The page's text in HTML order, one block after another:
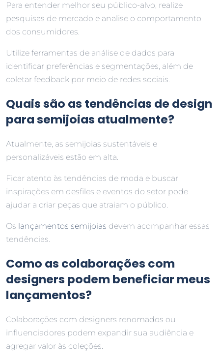
Para entender melhor seu público-alvo, realize
pesquisas de mercado e analise o comportamento
dos consumidores.
Utilize ferramentas de análise de dados para
identificar preferências e segmentações, além de
coletar feedback por meio de redes sociais.
Quais são as tendências de design
para semijoias atualmente?
Atualmente, as semijoias sustentáveis e
personalizáveis estão em alta.
Ficar atento às tendências de moda e buscar
inspirações em desfiles e eventos do setor pode
ajudar a criar peças que atraiam o público.
Os lançamentos semijoias devem acompanhar essas
tendências.
Como as colaborações com
designers podem beneficiar meus
lançamentos?
Colaborações com designers renomados ou
influenciadores podem expandir sua audiência e
agregar valor às coleções.